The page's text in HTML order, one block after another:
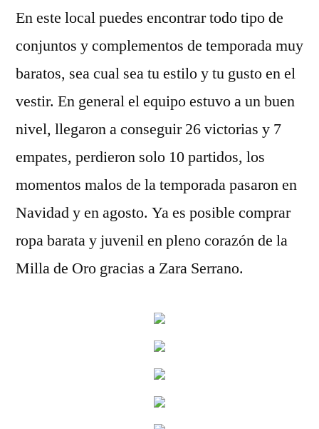
En este local puedes encontrar todo tipo de
conjuntos y complementos de temporada muy
baratos, sea cual sea tu estilo y tu gusto en el
vestir. En general el equipo estuvo a un buen
nivel, llegaron a conseguir 26 victorias y 7
empates, perdieron solo 10 partidos, los
momentos malos de la temporada pasaron en
Navidad y en agosto. Ya es posible comprar
ropa barata y juvenil en pleno corazón de la
Milla de Oro gracias a Zara Serrano.